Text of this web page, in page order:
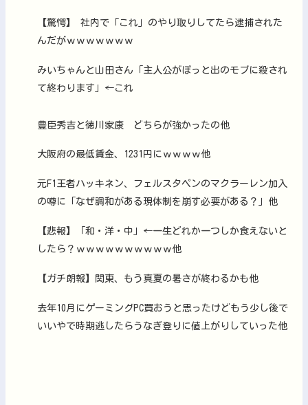
【驚愕】 社内で「これ」のやり取りしてたら逮捕された
んだがｗｗｗｗｗｗｗ
みいちゃんと山田さん「主人公がぽっと出のモブに殺され
て終わります」←これ
豊臣秀吉と徳川家康 どちらが強かったの他
大阪府の最低賃金、1231円にｗｗｗｗ他
元F1王者ハッキネン、フェルスタペンのマクラーレン加入
の噂に「なぜ調和がある現体制を崩す必要がある？」他
【悲報】「和・洋・中」←一生どれか一つしか食えないと
したら？ｗｗｗｗｗｗｗｗｗｗ他
【ガチ朗報】関東、もう真夏の暑さが終わるかも他
去年10月にゲーミングPC買おうと思ったけどもう少し後で
いいやで時期逃したらうなぎ登りに値上がりしていった他